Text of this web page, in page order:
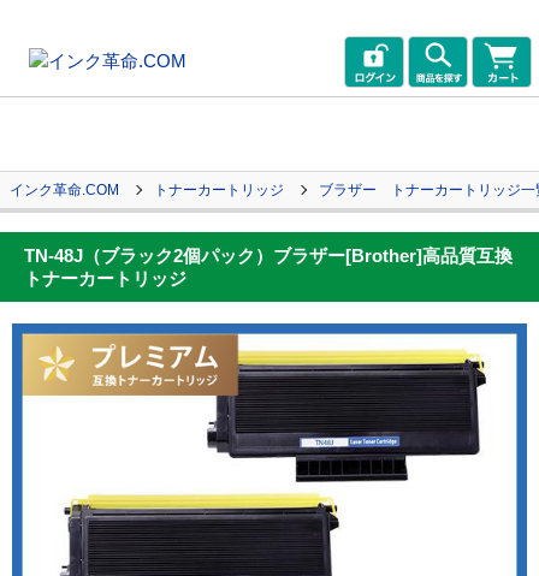
インク革命.COM トナーカートリッジ ブラザー トナーカートリッジ一
TN-48J（ブラック2個パック）ブラザー[Brother]高品質互換
トナーカートリッジ